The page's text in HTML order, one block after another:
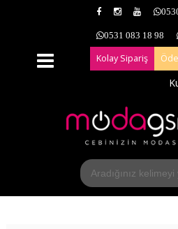
0531 083 18 98
Kolay Sipariş